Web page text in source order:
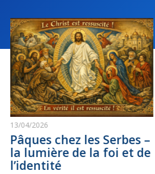
13/04/2026
Pâques chez les Serbes –
la lumière de la foi et de
l’identité